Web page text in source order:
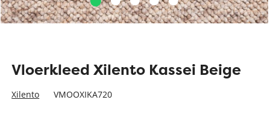
Vloerkleed Xilento Kassei Beige
Xilento VMOOXIKA720